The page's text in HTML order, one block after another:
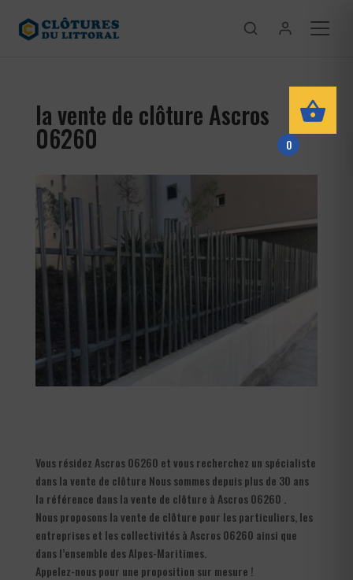
la vente de clôture Ascros
06260
Vous résidez Ascros 06260 et vous recherchez un spécialiste
dans la vente de clôture Nous sommes depuis plus de 30 ans
la référence dans la vente de clôture à Ascros 06260 .
Nous proposons la vente de clôture pour les particuliers, les
entreprises et les collectivités à Ascros 06260 ainsi que
dans l’ensemble des Alpes-Maritimes.
Appelez-nous pour une proposition sur mesure !
0